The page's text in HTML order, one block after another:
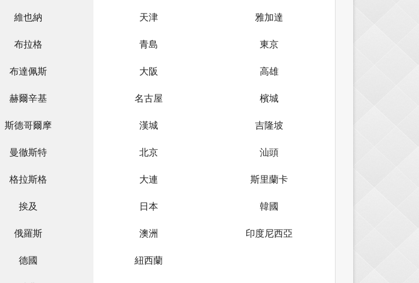
維也納 天津 雅加達
布拉格 青島 東京
布達佩斯 大阪 高雄
赫爾辛基 名古屋 檳城
斯德哥爾摩 漢城 吉隆坡
曼徹斯特 北京 汕頭
格拉斯格 大連 斯里蘭卡
挨及 日本 韓國
俄羅斯 澳洲 印度尼西亞
德國 紐西蘭